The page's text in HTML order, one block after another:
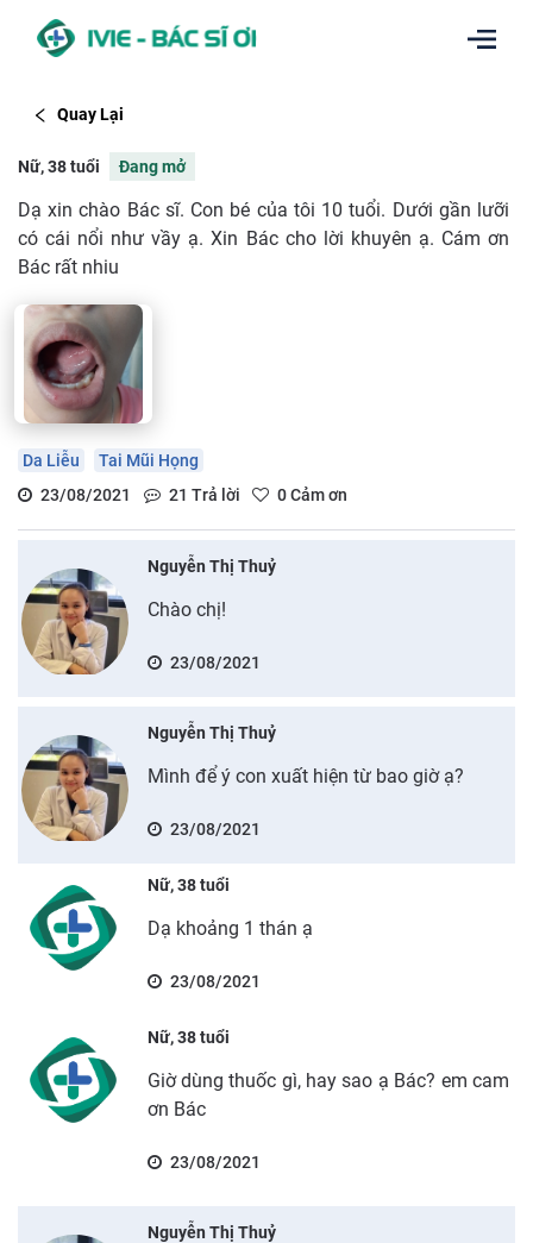
Quay Lại
Nữ, 38 tuổi Đang mở
Dạ xin chào Bác sĩ. Con bé của tôi 10 tuổi. Dưới gần lưỡi
có cái nổi như vầy ạ. Xin Bác cho lời khuyên ạ. Cám ơn
Bác rất nhiu
Da Liễu
Tai Mũi Họng
23/08/2021
21 Trả lời 0Cảm ơn
Nguyễn Thị Thuỷ
Chào chị!
23/08/2021
Nguyễn Thị Thuỷ
Mình để ý con xuất hiện từ bao giờ ạ?
23/08/2021
Nữ, 38 tuổi
Dạ khoảng 1 thán ạ
23/08/2021
Nữ, 38 tuổi
Giờ dùng thuốc gì, hay sao ạ Bác? em cam
ơn Bác
23/08/2021
Nguyễn Thị Thuỷ